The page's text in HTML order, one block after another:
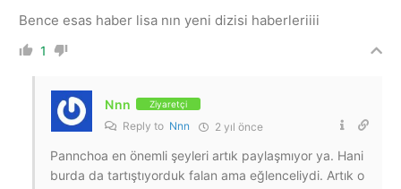
Bence esas haber lisa nın yeni dizisi haberleriiii
1
Nnn Ziyaretçi
Reply to Nnn 2 yıl önce
Pannchoa en önemli şeyleri artık paylaşmıyor ya. Hani
burda da tartıştıyorduk falan ama eğlenceliydi. Artık o